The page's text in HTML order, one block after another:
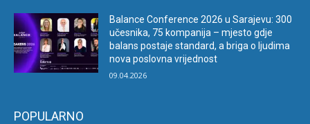
Balance Conference 2026 u Sarajevu: 300
učesnika, 75 kompanija – mjesto gdje
balans postaje standard, a briga o ljudima
nova poslovna vrijednost
09.04.2026
POPULARNO